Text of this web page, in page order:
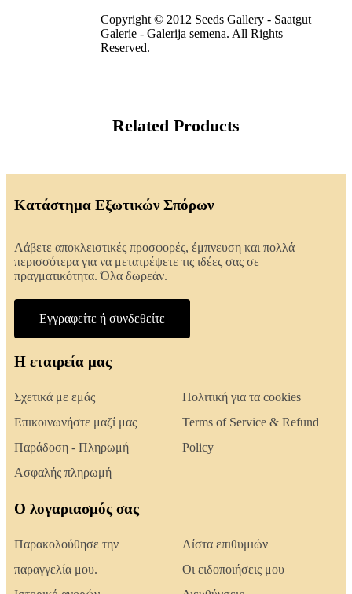
Copyright © 2012 Seeds Gallery - Saatgut
Galerie - Galerija semena. All Rights
Reserved.
Related Products
Κατάστημα Εξωτικών Σπόρων
Λάβετε αποκλειστικές προσφορές, έμπνευση και πολλά
περισσότερα για να μετατρέψετε τις ιδέες σας σε
πραγματικότητα. Όλα δωρεάν.
Εγγραφείτε ή συνδεθείτε
Η εταιρεία μας
Σχετικά με εμάς
Επικοινωνήστε μαζί μας
Παράδοση - Πληρωμή
Ασφαλής πληρωμή
Πολιτική για τα cookies
Terms of Service & Refund
Policy
Ο λογαριασμός σας
Παρακολούθησε την
παραγγελία μου.
Λίστα επιθυμιών
Οι ειδοποιήσεις μου